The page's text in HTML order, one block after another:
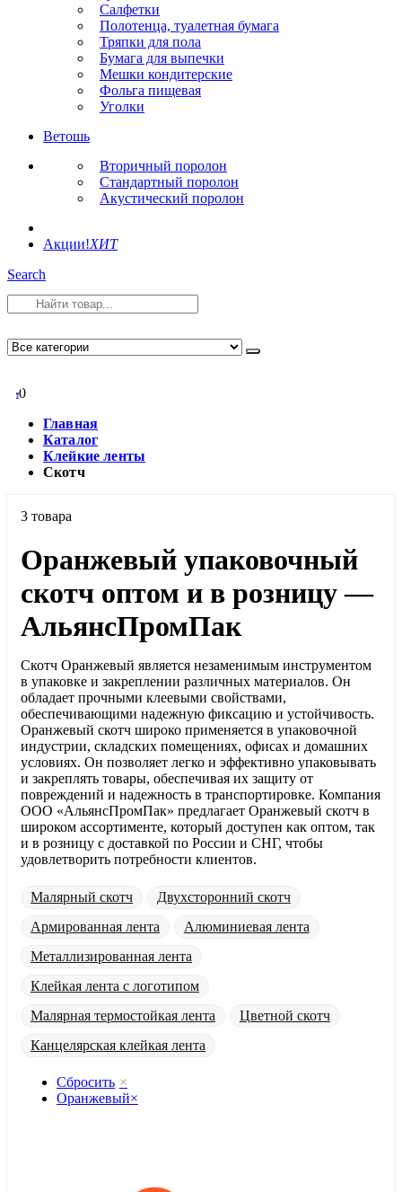
Салфетки
Полотенца, туалетная бумага
Тряпки для пола
Бумага для выпечки
Мешки кондитерские
Фольга пищевая
Уголки
Ветошь
Вторичный поролон
Стандартный поролон
Акустический поролон
Акции!ХИТ
Search
00
Главная
Каталог
Клейкие ленты
Скотч
3 товара
Оранжевый упаковочный
скотч оптом и в розницу —
АльянсПромПак
Скотч Оранжевый является незаменимым инструментом
в упаковке и закреплении различных материалов. Он
обладает прочными клеевыми свойствами,
обеспечивающими надежную фиксацию и устойчивость.
Оранжевый скотч широко применяется в упаковочной
индустрии, складских помещениях, офисах и домашних
условиях. Он позволяет легко и эффективно упаковывать
и закреплять товары, обеспечивая их защиту от
повреждений и надежность в транспортировке. Компания
ООО «АльянсПромПак» предлагает Оранжевый скотч в
широком ассортименте, который доступен как оптом, так
и в розницу с доставкой по России и СНГ, чтобы
удовлетворить потребности клиентов.
Малярный скотч
Двухсторонний скотч
Армированная лента
Алюминиевая лента
Металлизированная лента
Клейкая лента с логотипом
Малярная термостойкая лента
Цветной скотч
Канцелярская клейкая лента
Сбросить ×
Оранжевый×